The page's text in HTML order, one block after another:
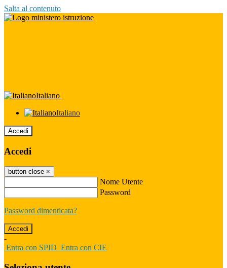
Salta al contenuto
Italiano
Italiano
Accedi
Accedi
button close ×
Nome Utente
Password
Password dimenticata?
-
Entra con SPID Entra con CIE